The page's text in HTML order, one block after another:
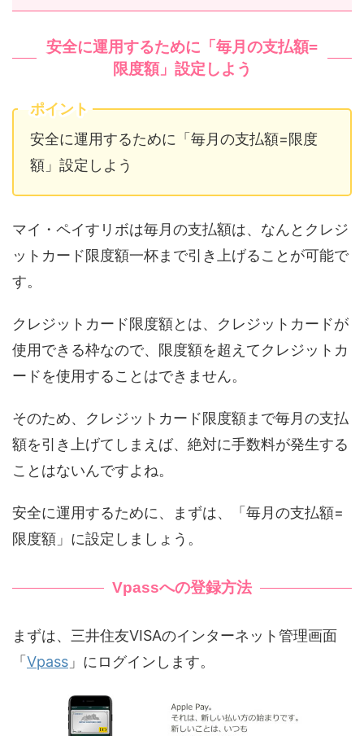
安全に運用するために「毎月の支払額=
限度額」設定しよう
ポイント
安全に運用するために「毎月の支払額=限度
額」設定しよう
マイ・ペイすリボは毎月の支払額は、なんとクレジ
ットカード限度額一杯まで引き上げることが可能で
す。
クレジットカード限度額とは、クレジットカードが
使用できる枠なので、限度額を超えてクレジットカ
ードを使用することはできません。
そのため、クレジットカード限度額まで毎月の支払
額を引き上げてしまえば、絶対に手数料が発生する
ことはないんですよね。
安全に運用するために、まずは、「毎月の支払額=
限度額」に設定しましょう。
Vpassへの登録方法
まずは、三井住友VISAのインターネット管理画面
「 Vpass 」にログインします。